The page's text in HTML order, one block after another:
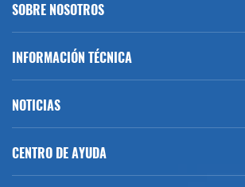
SOBRE NOSOTROS
INFORMACIÓN TÉCNICA
NOTICIAS
CENTRO DE AYUDA